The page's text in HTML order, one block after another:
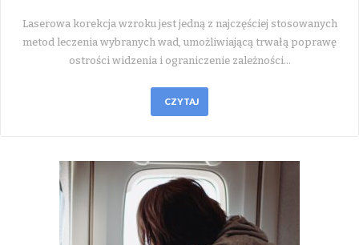
Laserowa korekcja wzroku jest jedną z najczęściej stosowanych
metod leczenia wybranych wad, umożliwiającą trwałą poprawę
ostrości widzenia i ograniczenie zależności…
CZYTAJ